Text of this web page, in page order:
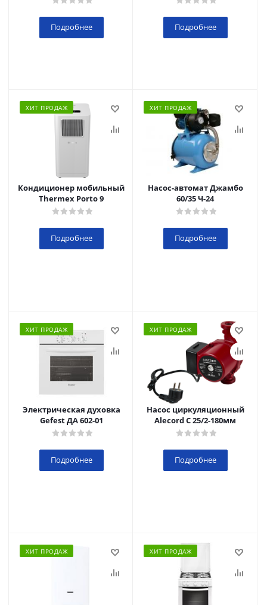
Подробнее Подробнее
ХИТ ПРОДАЖ
Кондиционер мобильный
Thermex Porto 9
Подробнее
ХИТ ПРОДАЖ
Насос-автомат Джамбо
60/35 Ч-24
Подробнее
ХИТ ПРОДАЖ
Электрическая духовка
Gefest ДА 602-01
Подробнее
ХИТ ПРОДАЖ
Насос циркуляционный
Alecord C 25/2-180мм
Подробнее
ХИТ ПРОДАЖ ХИТ ПРОДАЖ